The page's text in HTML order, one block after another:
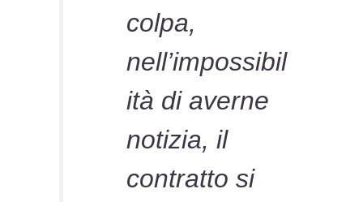
colpa,
nell’impossibil
ità di averne
notizia, il
contratto si